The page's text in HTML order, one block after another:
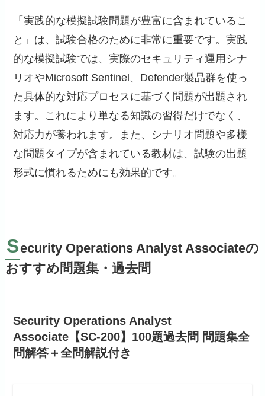
「実践的な模擬試験問題が豊富に含まれているこ
と」は、試験合格のために非常に重要です。実践
的な模擬試験では、実際のセキュリティ運用シナ
リオやMicrosoft Sentinel、Defender製品群を使っ
た具体的な対応プロセスに基づく問題が出題され
ます。これにより単なる知識の習得だけでなく、
対応力が養われます。また、シナリオ問題や多様
な問題タイプが含まれている教材は、試験の出題
形式に慣れるためにも効果的です。
Security Operations Analyst Associateの
おすすめ問題集・過去問
Security Operations Analyst
Associate【SC-200】100題過去問 問題集全
問解答＋全問解説付き